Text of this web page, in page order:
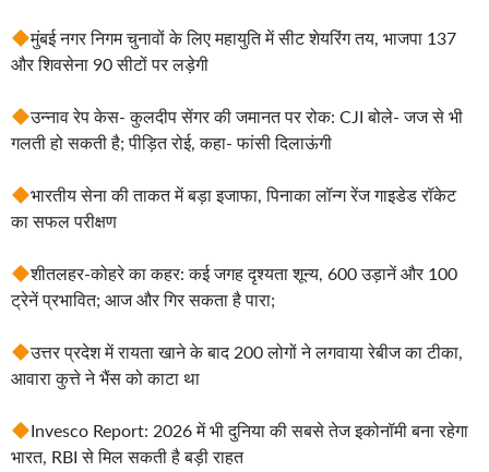
मुंबई नगर निगम चुनावों के लिए महायुति में सीट शेयरिंग तय, भाजपा 137
और शिवसेना 90 सीटों पर लड़ेगी
उन्नाव रेप केस- कुलदीप सेंगर की जमानत पर रोक: CJI बोले- जज से भी
गलती हो सकती है; पीड़ित रोई, कहा- फांसी दिलाऊंगी
भारतीय सेना की ताकत में बड़ा इजाफा, पिनाका लॉन्ग रेंज गाइडेड रॉकेट
का सफल परीक्षण
शीतलहर-कोहरे का कहर: कई जगह दृश्यता शून्य, 600 उड़ानें और 100
ट्रेनें प्रभावित; आज और गिर सकता है पारा;
उत्तर प्रदेश में रायता खाने के बाद 200 लोगों ने लगवाया रेबीज का टीका,
आवारा कुत्ते ने भैंस को काटा था
Invesco Report: 2026 में भी दुनिया की सबसे तेज इकोनॉमी बना रहेगा
भारत, RBI से मिल सकती है बड़ी राहत